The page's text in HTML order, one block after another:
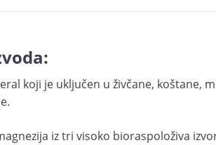
koji je uključen u živčane, koštane,
iz tri visoko bioraspoloživa